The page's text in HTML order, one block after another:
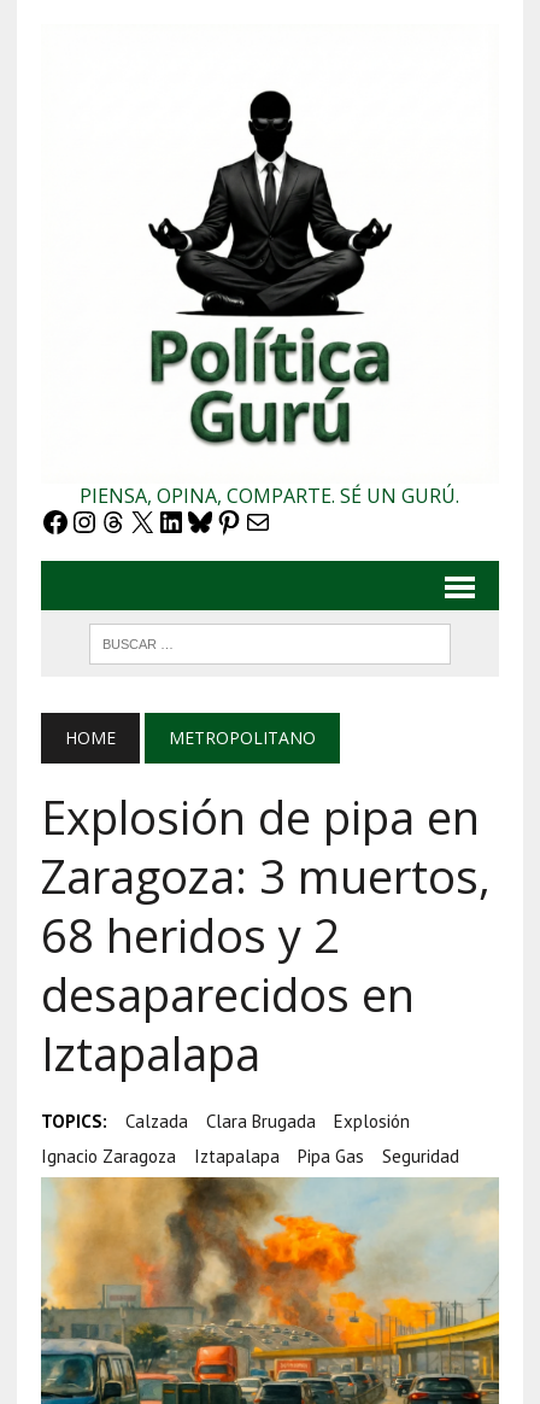
PIENSA, OPINA, COMPARTE. SÉ UN GURÚ.
Facebook
Instagram
Threads
X LinkedIn
Bluesky
Pinterest
Correo electrónico
HOME METROPOLITANO
Explosión de pipa en
Zaragoza: 3 muertos,
68 heridos y 2
desaparecidos en
Iztapalapa
TOPICS: Calzada Clara Brugada
Explosión
Ignacio Zaragoza
Iztapalapa Pipa Gas Seguridad